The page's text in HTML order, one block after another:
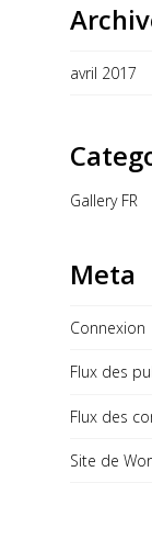
avril 2017
Gallery FR
Meta
Connexion
Flux des
Flux des
Site de